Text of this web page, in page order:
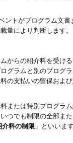
ントがプログラム文
量により判断します。
からの紹介料を受け
グラムと別のプログ
の支払いの留保およ
または特別プログラ
つでも制限の全部
介料の制限 」といいま